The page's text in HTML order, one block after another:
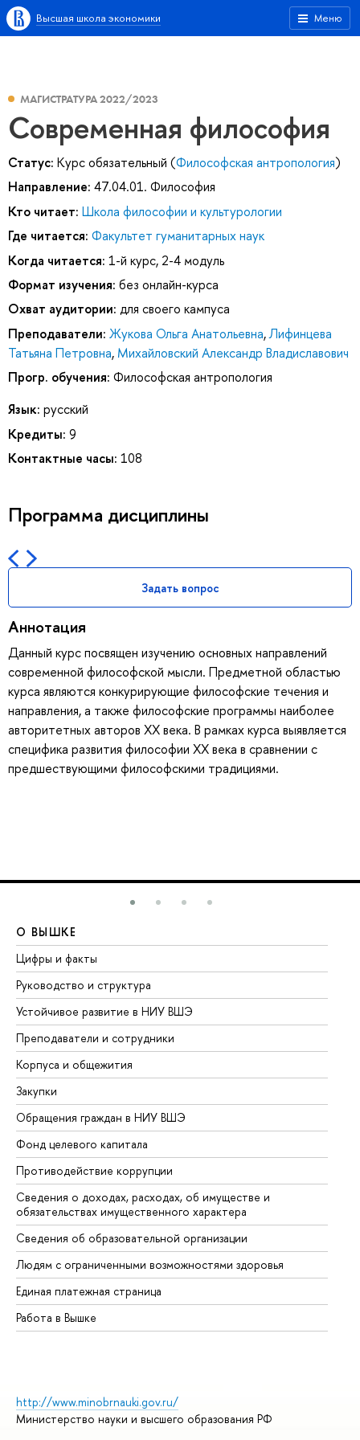
Меню
Высшая школа экономики
МАГИСТРАТУРА 2022/2023
Современная философия
Статус: Курс обязательный (Философская антропология)
Направление: 47.04.01. Философия
Кто читает: Школа философии и культурологии
Где читается: Факультет гуманитарных наук
Когда читается: 1-й курс, 2-4 модуль
Формат изучения: без онлайн-курса
Охват аудитории: для своего кампуса
Преподаватели: Жукова Ольга Анатольевна,Лифинцева
Татьяна Петровна, Михайловский Александр Владиславович
Прогр. обучения: Философская антропология
Язык: русский
Кредиты: 9
Контактные часы: 108
Программа дисциплины
Задать вопрос
Аннотация
Данный курс посвящен изучению основных направлений
современной философской мысли. Предметной областью
курса являются конкурирующие философские течения и
направления, а также философские программы наиболее
авторитетных авторов ХХ века. В рамках курса выявляется
специфика развития философии ХХ века в сравнении с
предшествующими философскими традициями.
О ВЫШКЕ
Цифры и факты
Руководство и структура
Устойчивое развитие в НИУ ВШЭ
Преподаватели и сотрудники
Корпуса и общежития
Закупки
Обращения граждан в НИУ ВШЭ
Фонд целевого капитала
Противодействие коррупции
Сведения о доходах, расходах, об имуществе и
обязательствах имущественного характера
Сведения об образовательной организации
Людям с ограниченными возможностями здоровья
Единая платежная страница
Работа в Вышке
http://www.minobrnauki.gov.ru/
Министерство науки и высшего образования РФ